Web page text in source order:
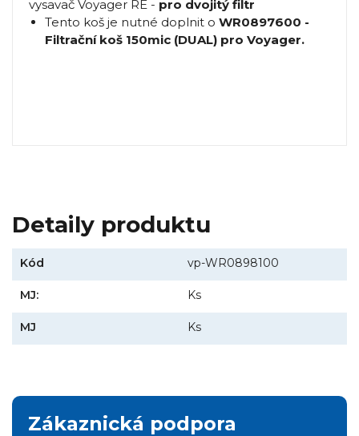
vysavač Voyager RE - pro dvojitý filtr
Tento koš je nutné doplnit o WR0897600 -
Filtrační koš 150mic (DUAL) pro Voyager.
Detaily produktu
Kód vp-WR0898100
MJ: Ks
MJ Ks
Zákaznická podpora